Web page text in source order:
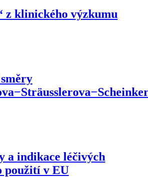
z klinického výzkumu
a indikace léčivých
v EU